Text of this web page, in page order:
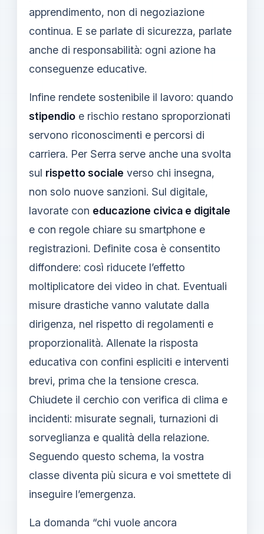
apprendimento, non di negoziazione
continua. E se parlate di sicurezza, parlate
anche di responsabilità: ogni azione ha
conseguenze educative.
Infine rendete sostenibile il lavoro: quando
stipendio e rischio restano sproporzionati
servono riconoscimenti e percorsi di
carriera. Per Serra serve anche una svolta
sul rispetto sociale verso chi insegna,
non solo nuove sanzioni. Sul digitale,
lavorate con educazione civica e digitale
e con regole chiare su smartphone e
registrazioni. Definite cosa è consentito
diffondere: così riducete l’effetto
moltiplicatore dei video in chat. Eventuali
misure drastiche vanno valutate dalla
dirigenza, nel rispetto di regolamenti e
proporzionalità. Allenate la risposta
educativa con confini espliciti e interventi
brevi, prima che la tensione cresca.
Chiudete il cerchio con verifica di clima e
incidenti: misurate segnali, turnazioni di
sorveglianza e qualità della relazione.
Seguendo questo schema, la vostra
classe diventa più sicura e voi smettete di
inseguire l’emergenza.
La domanda “chi vuole ancora